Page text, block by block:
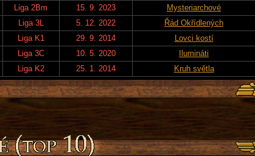
Liga 2Bm 15. 9. 2023
Mysteriarchové
Liga 3L 5. 12. 2022
Řád Okřídlených
Liga K1 29. 9. 2014
Lovci kostí
Liga 3C 10. 5. 2020
Ilumináti
Liga K2 25. 1. 2014 Kruh světla